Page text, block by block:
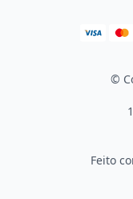
©
Feito